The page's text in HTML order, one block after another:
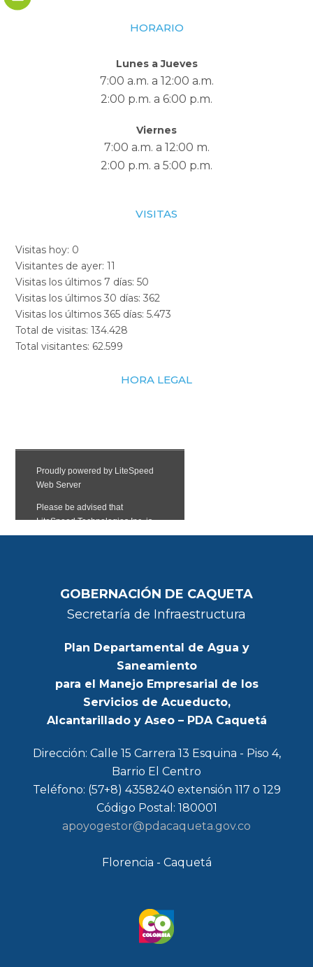
HORARIO
Lunes a Jueves
7:00 a.m. a 12:00 a.m.
2:00 p.m. a 6:00 p.m.
Viernes
7:00 a.m. a 12:00 m.
2:00 p.m. a 5:00 p.m.
VISITAS
Visitas hoy: 0
Visitantes de ayer:11
Visitas los últimos 7 días:50
Visitas los últimos 30 días:362
Visitas los últimos 365 días:5.473
Total de visitas:134.428
Total visitantes: 62.599
HORA LEGAL
GOBERNACIÓN DE CAQUETA
Secretaría de Infraestructura
Plan Departamental de Agua y
Saneamiento
para el Manejo Empresarial de los
Servicios de Acueducto,
Alcantarillado y Aseo – PDA Caquetá
Dirección: Calle 15 Carrera 13 Esquina - Piso 4,
Barrio El Centro
Teléfono: (57+8) 4358240 extensión 117 o 129
Código Postal: 180001
apoyogestor@pdacaqueta.gov.co
Florencia - Caquetá